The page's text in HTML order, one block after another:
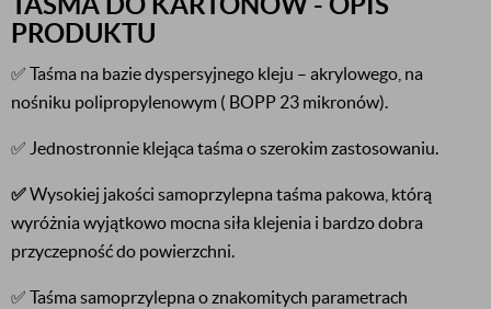
PRODUKTU
✅ Taśma na bazie dyspersyjnego kleju – akrylowego, na
nośniku polipropylenowym ( BOPP 23 mikronów).
✅ Jednostronnie klejąca taśma o szerokim zastosowaniu.
✅Wysokiej jakości samoprzylepna taśma pakowa, którą
wyróżnia wyjątkowo mocna siła klejenia i bardzo dobra
przyczepność do powierzchni.
✅ Taśma samoprzylepna o znakomitych parametrach